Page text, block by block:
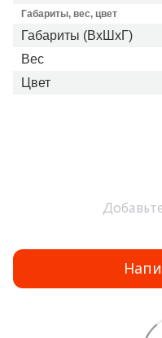
Габариты, вес, цвет
Габариты (ВхШхГ)
Вес
Цвет